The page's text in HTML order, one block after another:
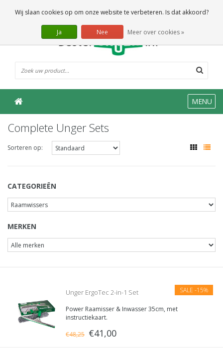
0 Artikelen
MENU
Complete Unger Sets
Sorteren op:
CATEGORIEËN
MERKEN
SALE -15%
Unger ErgoTec 2-in-1 Set
Power Raamisser & Inwasser 35cm, met
instructiekaart.
€48,25 €41,00
Wij slaan cookies op om onze website te verbeteren. Is dat akkoord?
Ja Nee Meer over cookies »